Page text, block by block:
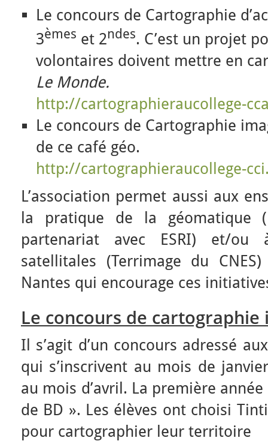
Le concours de Cartographie
3èmes et 2ndes. C’est un projet
volontaires doivent mettre en
Le Monde.
http://cartographieraucollege-
Le concours de Cartographie
de ce café géo.
http://cartographieraucollege-
L’association permet aussi aux
la pratique de la géomatique
partenariat avec ESRI) et/ou
satellitales (Terrimage du
Nantes qui encourage ces
Le concours de
Il s’agit d’un concours adressé
qui s’inscrivent au mois de
au mois d’avril. La première
de BD ». Les élèves ont choisi
pour cartographier leur territoire